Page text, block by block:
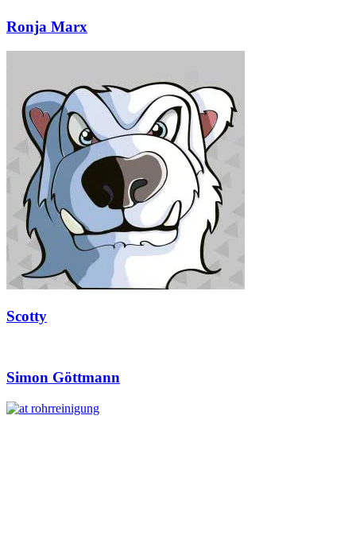
Ronja Marx
Scotty
Simon Göttmann